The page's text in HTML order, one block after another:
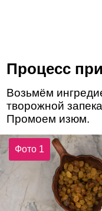
Процесс
Возьмём
творожной
Промоем изюм.
Фото 1